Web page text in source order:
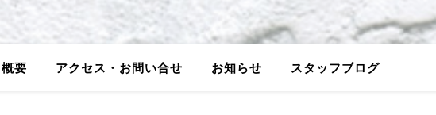
要 アクセス・お問い合せ お知らせ スタッフブログ